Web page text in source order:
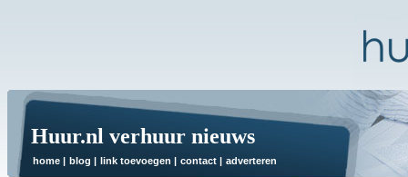
Huur.nl verhuur nieuws
home | blog | link toevoegen | contact | adverteren